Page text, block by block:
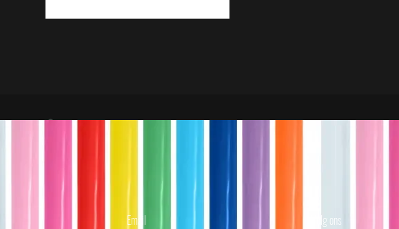
Email Volg ons